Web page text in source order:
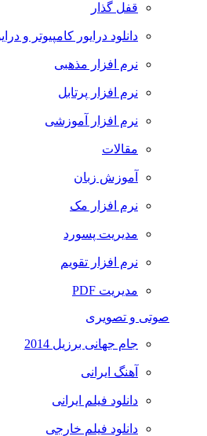
قفل گذار
دانلود درایور کامپیوتر و درایور لپ
نرم افزار مذهبی
نرم افزار پرتابل
نرم افزار آموزشی
مقالات
آموزش زبان
نرم افزار مک
مدیریت پسورد
نرم افزار تقویم
مدیریت PDF
و تصویری
جام جهانی برزیل 2014
آهنگ ایرانی
دانلود فیلم ایرانی
دانلود فیلم خارجی